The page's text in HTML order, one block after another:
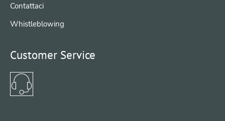
Contattaci
Whistleblowing
Customer Service